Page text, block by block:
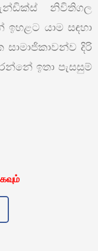
නිවිතිගල
යාම සඳහා
දිරි
ඉතා පැසසුම්